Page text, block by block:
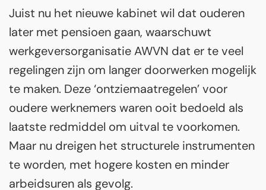
Juist nu het nieuwe kabinet wil dat ouderen
later met pensioen gaan, waarschuwt
werkgeversorganisatie AWVN dat er te veel
regelingen zijn om langer doorwerken mogelijk
te maken. Deze ‘ontziemaatregelen’ voor
oudere werknemers waren ooit bedoeld als
laatste redmiddel om uitval te voorkomen.
Maar nu dreigen het structurele instrumenten
te worden, met hogere kosten en minder
arbeidsuren als gevolg.